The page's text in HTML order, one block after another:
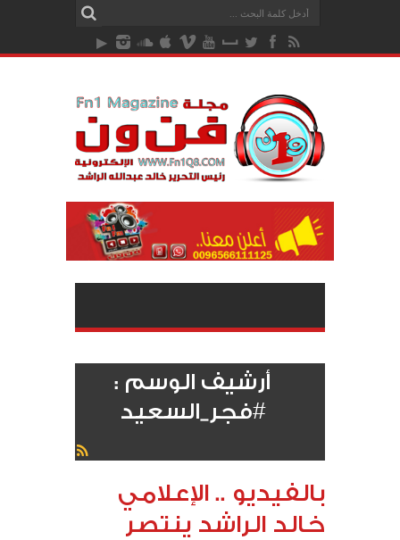
أرشيف الوسم :
#فجر_السعيد
بالفيديو .. الإعلامي
خالد الراشد ينتصر